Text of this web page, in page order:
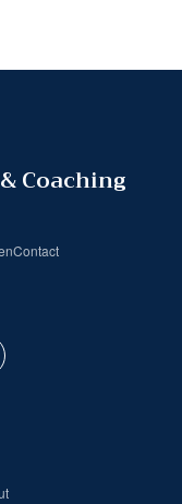
Coaching
Contact